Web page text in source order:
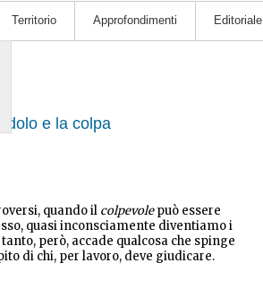
Territorio Approfondimenti Editoriale
dolo e la colpa
quando il colpevolepuò essere
quasi inconsciamente diventiamo i
però, accade qualcosa che spinge
di chi, per lavoro, deve giudicare.